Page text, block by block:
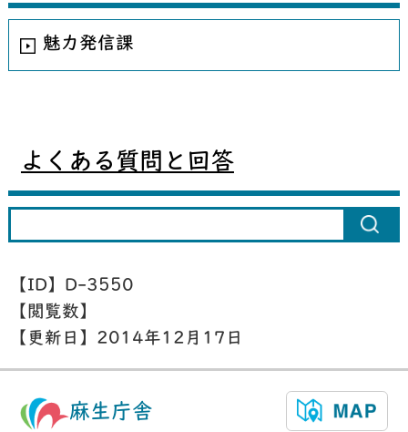
魅力発信課
よくある質問と回答
【ID】 D-3550
【閲覧数】
【更新日】 2014年12月17日
麻生庁舎